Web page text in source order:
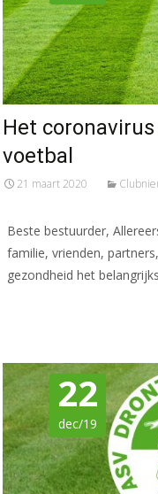
Het
voetbal
21 maart 2020
Beste bestuurder,
familie, vrienden,
gezondheid het
22
dec/19